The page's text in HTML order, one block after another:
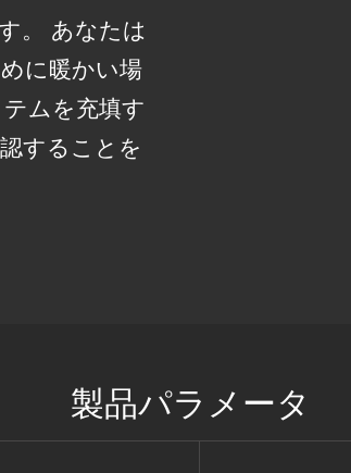
。 あなたは
に暖かい場
ムを充填す
することを
製品パラメータ